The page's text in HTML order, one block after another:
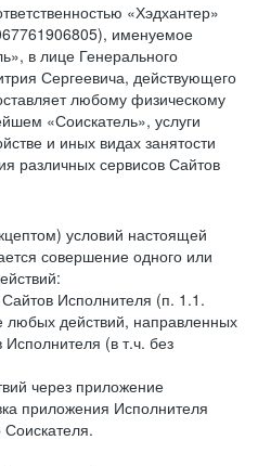
«Хэдхантер»
именуемое
в лице Генерального
Сергеевича, действующего
любому физическому
«Соискатель», услуги
и иных видах занятости
различных сервисов Сайтов
условий настоящей
совершение одного или
Исполнителя (п. 1.1.
действий, направленных
(в т.ч. без
через приложение
приложения Исполнителя